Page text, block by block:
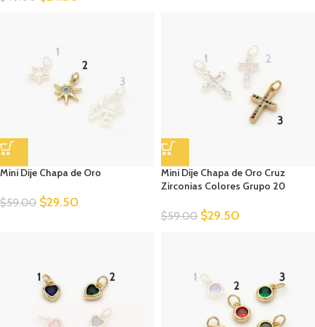
Mini Dije Chapa de Oro
$59.00 $29.50
Mini Dije Chapa de Oro Cruz
Zirconias Colores Grupo 20
$59.00 $29.50